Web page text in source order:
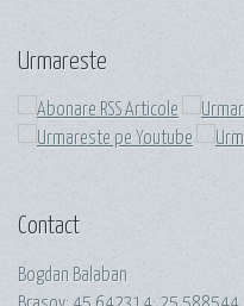
Urmareste
Contact
Bogdan Balaban